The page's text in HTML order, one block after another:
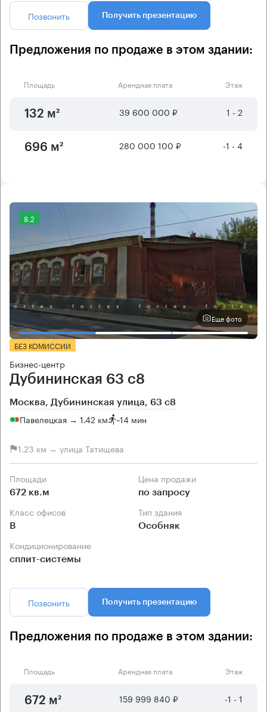
Позвонить Получить презентацию
Предложения по продаже в этом здании:
Площадь Арендная плата Этаж
132 м² 39 600 000 ₽ 1 - 2
696 м² 280 000 100 ₽ -1 - 4
8.2
Еще фото
БЕЗ КОМИССИИ
Бизнес-центр
Дубининская 63 с8
Москва, Дубининская улица, 63 с8
Павелецкая → 1.42 км ~14 мин
1.23 км → улица Татищева
Площади
672 кв.м
Цена продажи
по запросу
Класс офисов
B
Тип здания
Особняк
Кондиционирование
сплит-системы
Позвонить Получить презентацию
Предложения по продаже в этом здании:
Площадь Арендная плата Этаж
672 м² 159 999 840 ₽ -1 - 1